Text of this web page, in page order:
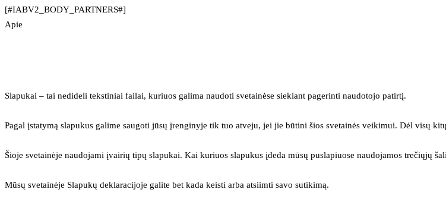
[#IABV2_BODY_PARTNERS#]
Apie
Slapukai – tai nedideli tekstiniai failai, kuriuos galima naudoti svetainėse siekiant pagerinti naudotojo patirtį.
Pagal įstatymą slapukus galime saugoti jūsų įrenginyje tik tuo atveju, jei jie būtini šios svetainės veikimui. Dėl visų
Šioje svetainėje naudojami įvairių tipų slapukai. Kai kuriuos slapukus įdeda mūsų puslapiuose naudojamos trečiųjų
Mūsų svetainėje Slapukų deklaracijoje galite bet kada keisti arba atsiimti savo sutikimą.